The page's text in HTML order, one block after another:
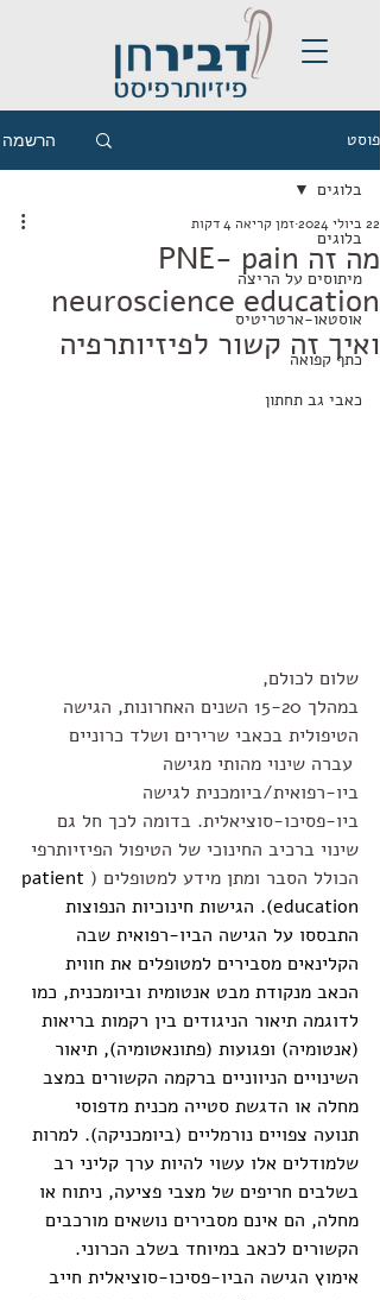
פוסט הרשמה
בלוגים
מיתוסים על הריצה
אוסטאו-ארטריטיס
כתף קפואה
כאבי גב תחתון
בלוגים
מה זה PNE- pain
neuroscience education
ואיך זה קשור לפיזיותרפיה
22 ביולי 2024 זמן קריאה 4 דקות
שלום לכולם,
במהלך 15-20 השנים האחרונות, הגישה
הטיפולית בכאבי שרירים ושלד כרוניים
עברה שינוי מהותי מגישה
ביו-רפואית/ביומכנית לגישה
ביו-פסיכו-סוציאלית. בדומה לכך חל גם
שינוי ברכיב החינוכי של הטיפול הפיזיותרפי
הכולל הסבר ומתן מידע למטופלים ( patient
education). הגישות חינוכיות הנפוצות
התבססו על הגישה הביו-רפואית שבה
הקלינאים מסבירים למטופלים את חווית
הכאב מנקודת מבט אנטומית וביומכנית, כמו
לדוגמה תיאור הניגודים בין רקמות בריאות
(אנטומיה) ופגועות (פתונאטומיה), תיאור
השינויים הניווניים ברקמה הקשורים במצב
מחלה או הדגשת סטייה מכנית מדפוסי
תנועה צפויים נורמליים (ביומכניקה). למרות
שלמודלים אלו עשוי להיות ערך קליני רב
בשלבים חריפים של מצבי פציעה, ניתוח או
מחלה, הם אינם מסבירים נושאים מורכבים
הקשורים לכאב במיוחד בשלב הכרוני.
אימוץ הגישה הביו-פסיכו-סוציאלית חייב